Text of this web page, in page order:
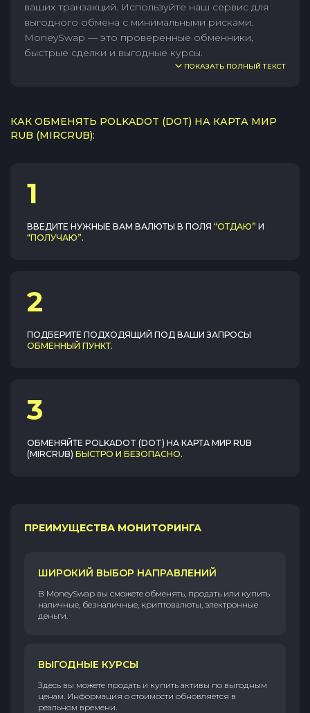
ваших транзакций. Используйте наш сервис для
выгодного обмена с минимальными рисками.
MoneySwap — это проверенные обменники,
быстрые сделки и выгодные курсы.
ПОКАЗАТЬ ПОЛНЫЙ ТЕКСТ
КАК ОБМЕНЯТЬ POLKADOT (DOT) НА КАРТА МИР
RUB (MIRCRUB):
1
ВВЕДИТЕ НУЖНЫЕ ВАМ ВАЛЮТЫ В ПОЛЯ “ОТДАЮ” И
“ПОЛУЧАЮ”.
2
ПОДБЕРИТЕ ПОДХОДЯЩИЙ ПОД ВАШИ ЗАПРОСЫ
ОБМЕННЫЙ ПУНКТ.
3
ОБМЕНЯЙТЕ POLKADOT (DOT) НА КАРТА МИР RUB
(MIRCRUB) БЫСТРО И БЕЗОПАСНО.
ПРЕИМУЩЕСТВА МОНИТОРИНГА
ШИРОКИЙ ВЫБОР НАПРАВЛЕНИЙ
В MoneySwap вы сможете обменять, продать или купить
наличные, безналичные, криптовалюты, электронные
деньги.
ВЫГОДНЫЕ КУРСЫ
Здесь вы можете продать и купить активы по выгодным
ценам. Информация о стоимости обновляется в
реальном времени.